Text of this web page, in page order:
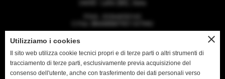
CONTATTI
close
Utilizziamo i cookies
Il sito web utilizza cookie tecnici propri e di terze parti o altri strumenti di
tracciamento di terze parti, esclusivamente previa acquisizione del
consenso dell'utente, anche con trasferimento dei dati personali verso